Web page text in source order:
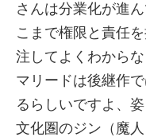
さんは分業化が進
こまで権限と責任
注してよくわからな
マリードは後継作
るらしいですよ、
文化圏のジン（魔人